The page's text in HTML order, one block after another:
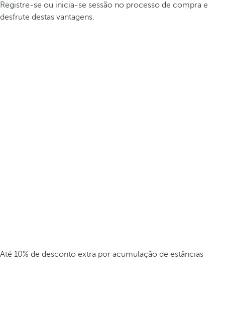
Registre-se ou inicia-se sessão no processo de compra e
desfrute destas vantagens.
Até 10% de desconto extra por acumulação de estâncias